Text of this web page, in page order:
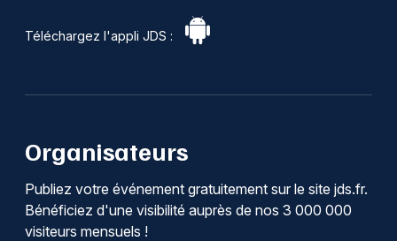
Téléchargez l'appli JDS :
Organisateurs
Publiez votre événement gratuitement sur le site jds.fr.
Bénéficiez d'une visibilité auprès de nos 3 000 000
visiteurs mensuels !